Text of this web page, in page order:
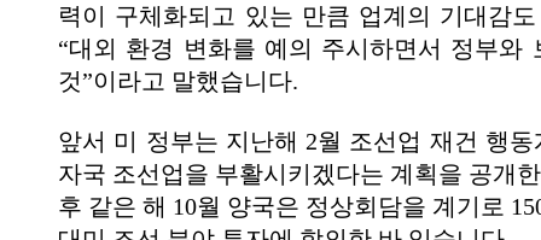
력이 구체화되고 있는 만큼 업계의 기대감
“대외 환경 변화를 예의 주시하면서 정부와
것”이라고 말했습니다.
앞서 미 정부는 지난해 2월 조선업 재건 행
자국 조선업을 부활시키겠다는 계획을 공개
후 같은 해 10월 양국은 정상회담을 계기로